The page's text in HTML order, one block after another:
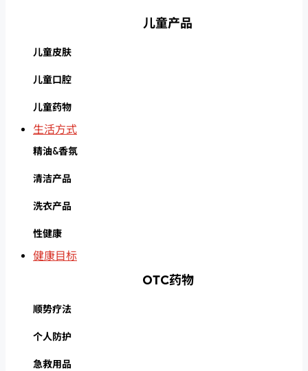
儿童产品
儿童皮肤
儿童口腔
儿童药物
生活方式
精油&香氛
清洁产品
洗衣产品
性健康
健康目标
OTC药物
顺势疗法
个人防护
急救用品